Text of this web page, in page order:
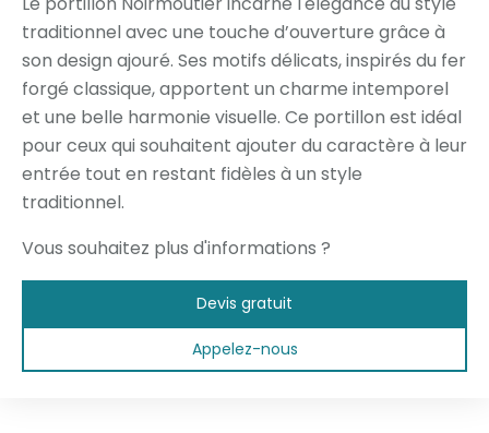
traditionnel avec une touche d’ouverture grâce à
son design ajouré. Ses motifs délicats, inspirés du fer
forgé classique, apportent un charme intemporel
et une belle harmonie visuelle. Ce portillon est idéal
pour ceux qui souhaitent ajouter du caractère à leur
entrée tout en restant fidèles à un style
traditionnel.
Vous souhaitez plus d'informations ?
Devis gratuit
Appelez-nous